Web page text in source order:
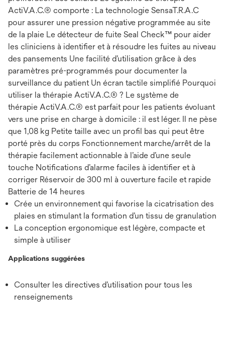
ActiV.A.C.® comporte : La technologie SensaT.R.A.C
pour assurer une pression négative programmée au site
de la plaie Le détecteur de fuite Seal Check™ pour aider
les cliniciens à identifier et à résoudre les fuites au niveau
des pansements Une facilité d’utilisation grâce à des
paramètres pré-programmés pour documenter la
surveillance du patient Un écran tactile simplifié Pourquoi
utiliser la thérapie ActiV.A.C.® ? Le système de
thérapie ActiV.A.C.® est parfait pour les patients évoluant
vers une prise en charge à domicile : il est léger. Il ne pèse
que 1,08 kg Petite taille avec un profil bas qui peut être
porté près du corps Fonctionnement marche/arrêt de la
thérapie facilement actionnable à l’aide d’une seule
touche Notifications d’alarme faciles à identifier et à
corriger Réservoir de 300 ml à ouverture facile et rapide
Batterie de 14 heures
Crée un environnement qui favorise la cicatrisation des
plaies en stimulant la formation d’un tissu de granulation
La conception ergonomique est légère, compacte et
simple à utiliser
Applications suggérées
Consulter les directives d’utilisation pour tous les
renseignements